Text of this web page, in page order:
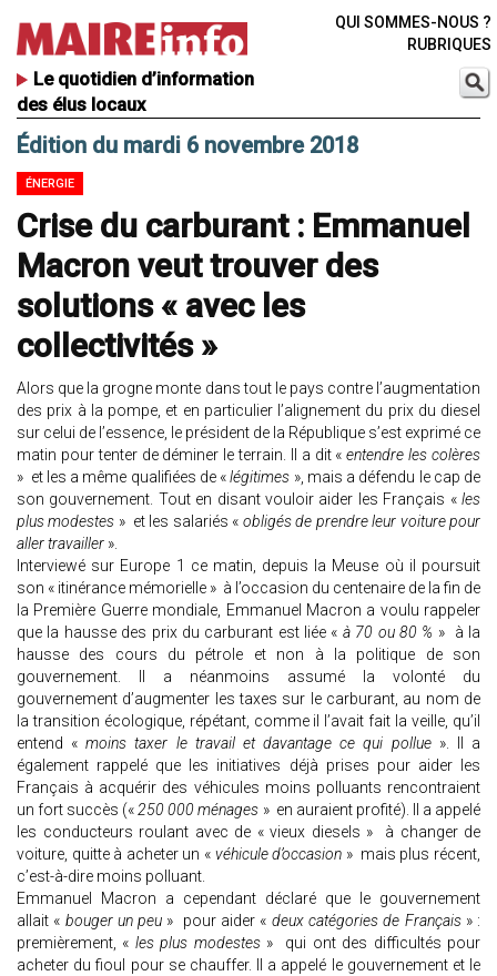
Le quotidien d’information
des élus locaux
QUI SOMMES-NOUS ?
RUBRIQUES
Édition du mardi 6 novembre 2018
ÉNERGIE
Crise du carburant : Emmanuel
Macron veut trouver des
solutions « avec les
collectivités »
Alors que la grogne monte dans tout le pays contre l’augmentation
des prix à la pompe, et en particulier l’alignement du prix du diesel
sur celui de l’essence, le président de la République s’est exprimé ce
matin pour tenter de déminer le terrain. Il a dit «entendre les colères
» et les a même qualifiées de «légitimes », mais a défendu le cap de
son gouvernement. Tout en disant vouloir aider les Français « les
plus modestes » et les salariés « obligés de prendre leur voiture pour
aller travailler ».
Interviewé sur Europe 1 ce matin, depuis la Meuse où il poursuit
son « itinérance mémorielle » à l’occasion du centenaire de la fin de
la Première Guerre mondiale, Emmanuel Macron a voulu rappeler
que la hausse des prix du carburant est liée « à 70 ou 80 % » à la
hausse des cours du pétrole et non à la politique de son
gouvernement. Il a néanmoins assumé la volonté du
gouvernement d’augmenter les taxes sur le carburant, au nom de
la transition écologique, répétant, comme il l’avait fait la veille, qu’il
entend «moins taxer le travail et davantage ce qui pollue ». Il a
également rappelé que les initiatives déjà prises pour aider les
Français à acquérir des véhicules moins polluants rencontraient
un fort succès («250 000 ménages » en auraient profité). Il a appelé
les conducteurs roulant avec de « vieux diesels » à changer de
voiture, quitte à acheter un « véhicule d’occasion » mais plus récent,
c’est-à-dire moins polluant.
Emmanuel Macron a cependant déclaré que le gouvernement
allait « bouger un peu » pour aider « deux catégories de Français» :
premièrement, « les plus modestes» qui ont des difficultés pour
acheter du fioul pour se chauffer. Il a appelé le gouvernement et le